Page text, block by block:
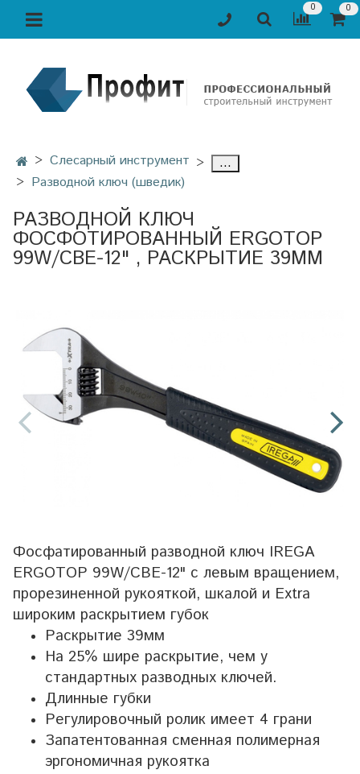
0 0
Слесарный инструмент
...
Разводной ключ (шведик)
РАЗВОДНОЙ КЛЮЧ
ФОСФОТИРОВАННЫЙ ERGOTOP
99W/CBE-12" , РАСКРЫТИЕ 39ММ
Фосфатированный разводной ключ IREGA
ERGOTOP 99W/CBE-12" с левым вращением,
прорезиненной рукояткой, шкалой и Extra
широким раскрытием губок
Раскрытие 39мм
На 25% шире раскрытие, чем у
стандартных разводных ключей.
Длинные губки
Регулировочный ролик имеет 4 грани
Запатентованная сменная полимерная
эргономичная рукоятка